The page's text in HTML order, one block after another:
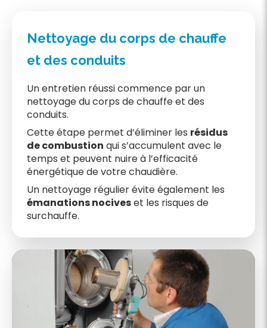
Nettoyage du corps de chauffe
et des conduits
Un entretien réussi commence par un
nettoyage du corps de chauffe et des
conduits.
Cette étape permet d’éliminer les résidus
de combustion qui s’accumulent avec le
temps et peuvent nuire à l’efficacité
énergétique de votre chaudière.
Un nettoyage régulier évite également les
émanations nociveset les risques de
surchauffe.